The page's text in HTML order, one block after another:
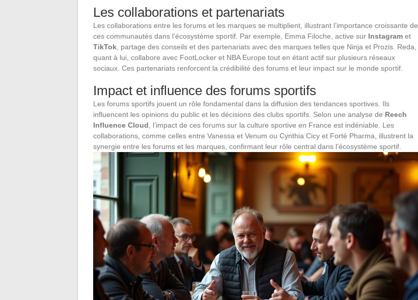
Les collaborations et partenariats
Les collaborations entre les forums et les marques se multiplient, illustrant l’importance croissante de
ces communautés dans l’écosystème sportif. Par exemple, Emma Filoche, active sur Instagram et
TikTok , partage des conseils et des partenariats avec des marques telles que Ninja et Prozis. Reda,
quant à lui, collabore avec FootLocker et NBA Europe tout en étant actif sur plusieurs réseaux
sociaux. Ces partenariats renforcent la crédibilité des forums et leur impact sur le monde sportif.
Impact et influence des forums sportifs
Les forums sportifs jouent un rôle fondamental dans la diffusion des tendances sportives. Ils
influencent les opinions du public et les décisions des clubs sportifs. Selon une analyse de Reech
Influence Cloud , l’impact de ces forums sur la culture sportive en France est indéniable. Les
collaborations, comme celles entre Vanessa et Venum ou Cynthia Cicy et Forté Pharma, illustrent la
synergie entre les forums et les marques, confirmant leur rôle central dans l’écosystème sportif.